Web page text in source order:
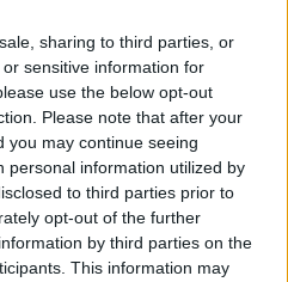
sharing to third parties, or
sensitive information for
use the below opt-out
Please note that after your
you may continue seeing
personal information utilized by
to third parties prior to
opt-out of the further
by third parties on the
This information may